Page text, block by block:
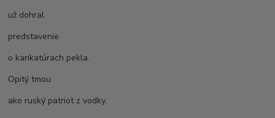
už dohral
predstavenie
o karikatúrach pekla.
Opitý tmou
ako ruský patriot z vodky.